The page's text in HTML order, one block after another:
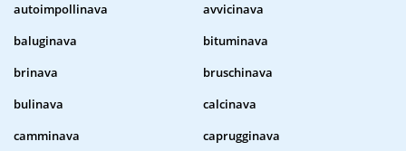
autoimpollinava
avvicinava
baluginava
bituminava
brinava
bruschinava
bulinava
calcinava
camminava
caprugginava